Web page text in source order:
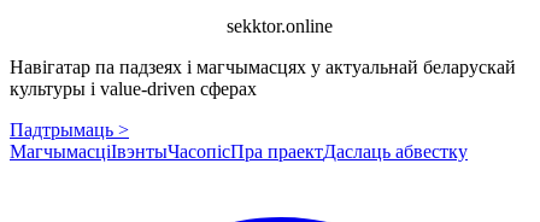
sekktor.online
Навігатар па падзеях і магчымасцях у актуальнай беларускай
культуры і value-driven сферах
Падтрымаць >
МагчымасціІвэнтыЧасопісПра праектДаслаць абвестку